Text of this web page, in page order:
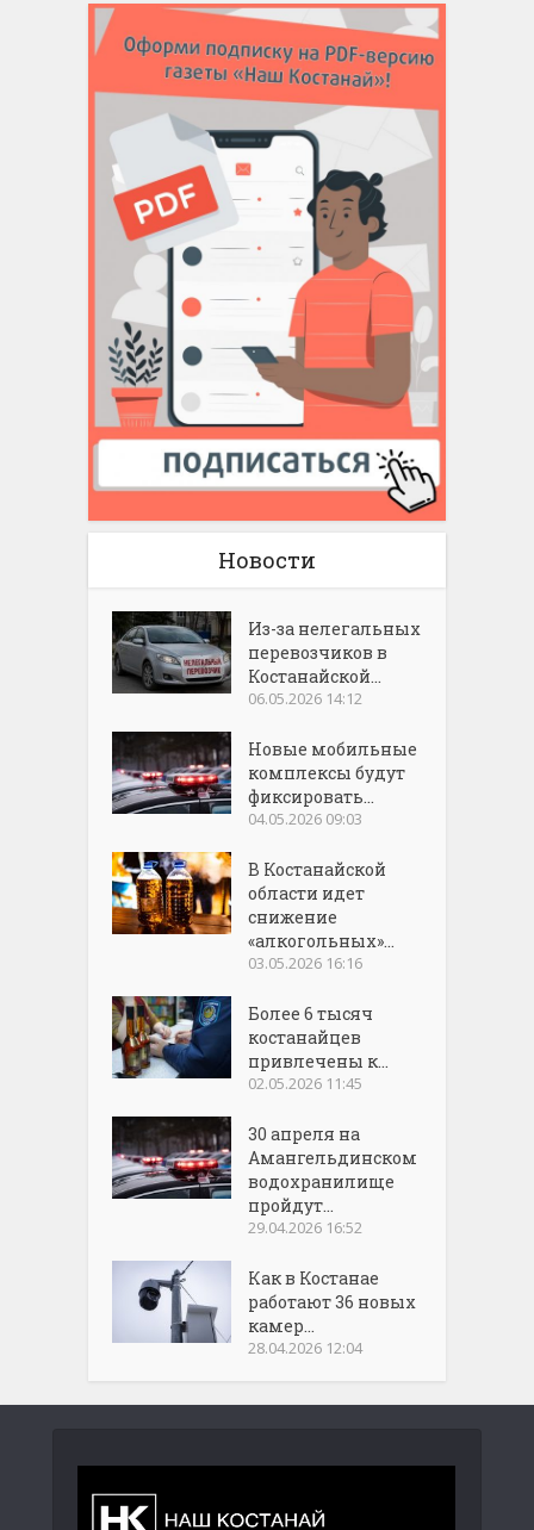
Новости
Из-за нелегальных
перевозчиков в
Костанайской...
06.05.2026 14:12
Новые мобильные
комплексы будут
фиксировать...
04.05.2026 09:03
В Костанайской
области идет
снижение
«алкогольных»...
03.05.2026 16:16
Более 6 тысяч
костанайцев
привлечены к...
02.05.2026 11:45
30 апреля на
Амангельдинском
водохранилище
пройдут...
29.04.2026 16:52
Как в Костанае
работают 36 новых
камер...
28.04.2026 12:04